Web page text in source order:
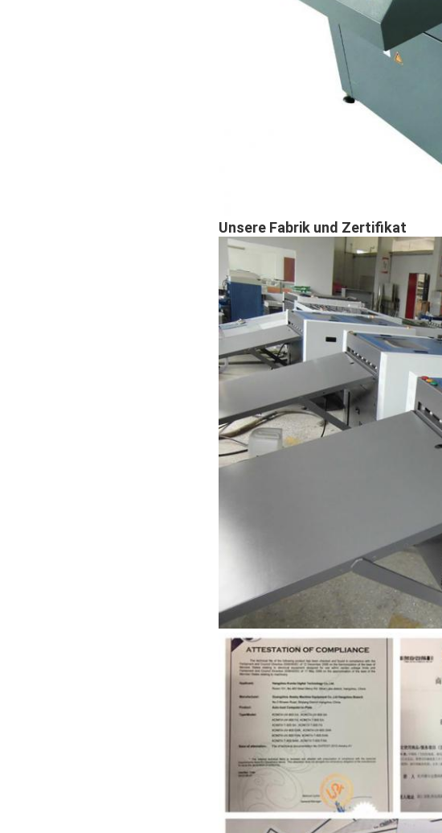
Unsere Fabrik und Zertifikat